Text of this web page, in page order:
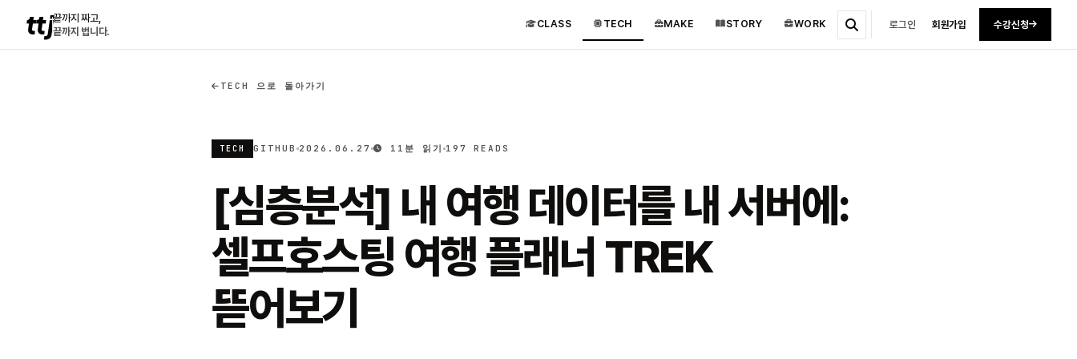
ttj끝까지 짜고,
끝까지 법니다.
CLASS TECH MAKE STORY WORK 로그인 회원가입 수강신청
TECH 으로 돌아가기
TECH GITHUB 2026.06.27 11분 읽기 197 READS
[심층분석] 내 여행 데이터를 내 서버에:
셀프호스팅 여행 플래너 TREK
뜯어보기